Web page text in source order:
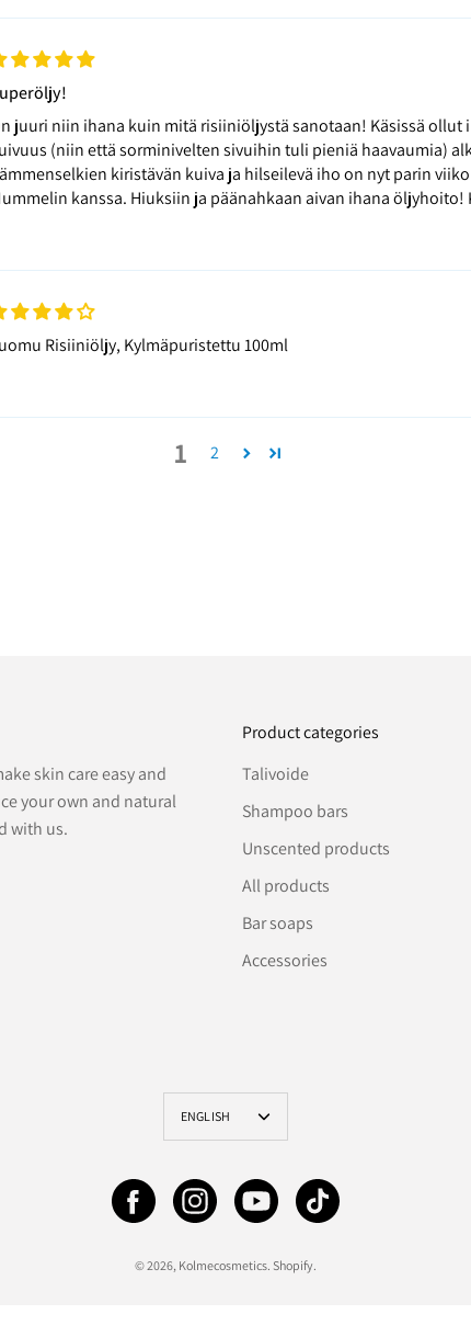
juuri niin ihana kuin mitä risiiniöljystä sanotaan! Käsissä
(niin että sorminivelten sivuihin tuli pieniä haavaumia)
kiristävän kuiva ja hilseilevä iho on nyt parin
kanssa. Hiuksiin ja päänahkaan aivan ihana
Risiiniöljy, Kylmäpuristettu 100ml
1 2
skin care easy and
your own and natural
with us.
Product categories
Talivoide
Shampoo bars
Unscented products
All products
Bar soaps
Accessories
Language
ENGLISH
© 2026, Kolmecosmetics. Shopify.